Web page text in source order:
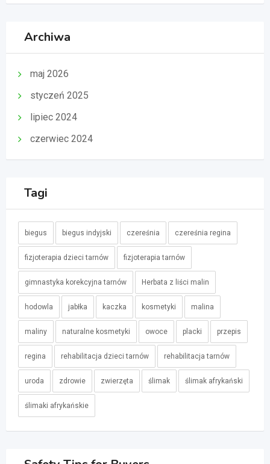
Archiwa
maj 2026
styczeń 2025
lipiec 2024
czerwiec 2024
Tagi
biegus biegus indyjski czereśnia czereśnia regina
fizjoterapia dzieci tarnów fizjoterapia tarnów
gimnastyka korekcyjna tarnów Herbata z liści malin
hodowla jabłka kaczka kosmetyki malina
maliny naturalne kosmetyki owoce placki przepis
regina rehabilitacja dzieci tarnów rehabilitacja tarnów
uroda zdrowie zwierzęta ślimak ślimak afrykański
ślimaki afrykańskie